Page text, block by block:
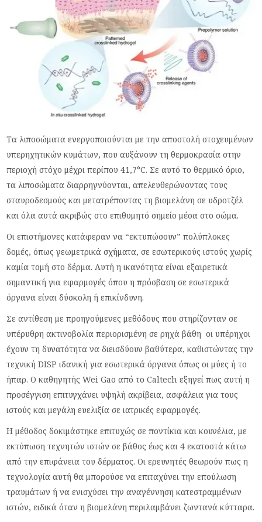
Τα λιποσώματα ενεργοποιούνται με την αποστολή στοχευμένων
υπερηχητικών κυμάτων, που αυξάνουν τη θερμοκρασία στην
περιοχή στόχο μέχρι περίπου 41,7°C. Σε αυτό το θερμικό όριο,
τα λιποσώματα διαρρηγνύονται, απελευθερώνοντας τους
σταυροδεσμούς και μετατρέποντας τη βιομελάνη σε υδροτζέλ
και όλα αυτά ακριβώς στο επιθυμητό σημείο μέσα στο σώμα.
Οι επιστήμονες κατάφεραν να “εκτυπώσουν” πολύπλοκες
δομές, όπως γεωμετρικά σχήματα, σε εσωτερικούς ιστούς χωρίς
καμία τομή στο δέρμα. Αυτή η ικανότητα είναι εξαιρετικά
σημαντική για εφαρμογές όπου η πρόσβαση σε εσωτερικά
όργανα είναι δύσκολη ή επικίνδυνη.
Σε αντίθεση με προηγούμενες μεθόδους που στηρίζονταν σε
υπέρυθρη ακτινοβολία περιορισμένη σε ρηχά βάθη οι υπέρηχοι
έχουν τη δυνατότητα να διεισδύουν βαθύτερα, καθιστώντας την
τεχνική DISP ιδανική για εσωτερικά όργανα όπως οι μύες ή το
ήπαρ. Ο καθηγητής Wei Gao από το Caltech εξηγεί πως αυτή η
προσέγγιση επιτυγχάνει υψηλή ακρίβεια, ασφάλεια για τους
ιστούς και μεγάλη ευελιξία σε ιατρικές εφαρμογές.
Η μέθοδος δοκιμάστηκε επιτυχώς σε ποντίκια και κουνέλια, με
εκτύπωση τεχνητών ιστών σε βάθος έως και 4 εκατοστά κάτω
από την επιφάνεια του δέρματος. Οι ερευνητές θεωρούν πως η
τεχνολογία αυτή θα μπορούσε να επιταχύνει την επούλωση
τραυμάτων ή να ενισχύσει την αναγέννηση κατεστραμμένων
ιστών, ειδικά όταν η βιομελάνη περιλαμβάνει ζωντανά κύτταρα.